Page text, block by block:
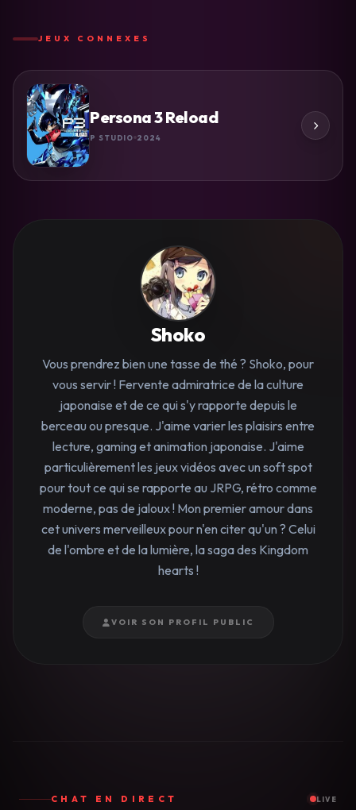
JEUX CONNEXES
Persona 3 Reload
P STUDIO 2024
Shoko
Vous prendrez bien une tasse de thé ? Shoko, pour
vous servir ! Fervente admiratrice de la culture
japonaise et de ce qui s'y rapporte depuis le
berceau ou presque. J'aime varier les plaisirs entre
lecture, gaming et animation japonaise. J'aime
particulièrement les jeux vidéos avec un soft spot
pour tout ce qui se rapporte au JRPG, rétro comme
moderne, pas de jaloux ! Mon premier amour dans
cet univers merveilleux pour n'en citer qu'un ? Celui
de l'ombre et de la lumière, la saga des Kingdom
hearts !
VOIR SON PROFIL PUBLIC
CHAT EN DIRECT LIVE